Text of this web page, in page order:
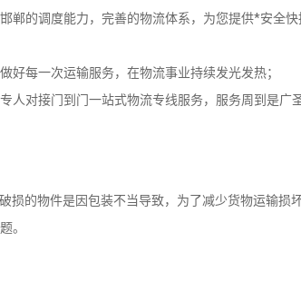
郸的调度能力，完善的物流体系，为您提供*安全
好每一次运输服务，在物流事业持续发光发热；
人对接门到门一站式物流专线服务，服务周到是广
损的物件是因包装不当导致，为了减少货物运输损
。